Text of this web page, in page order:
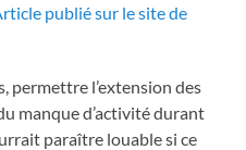
publié sur le site de
permettre l’extension des
manque d’activité durant
paraître louable si ce